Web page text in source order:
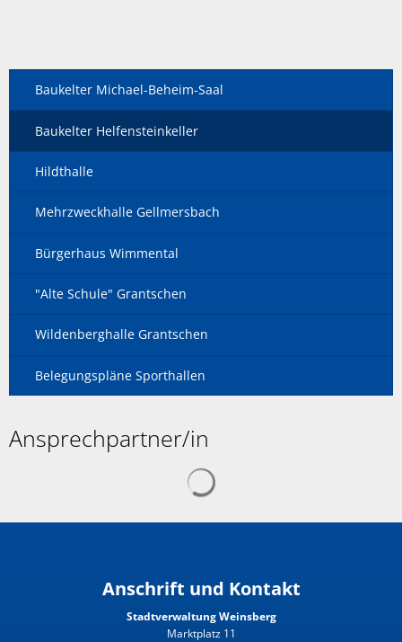
Baukelter Michael-Beheim-Saal
Baukelter Helfensteinkeller
Hildthalle
Mehrzweckhalle Gellmersbach
Bürgerhaus Wimmental
"Alte Schule" Grantschen
Wildenberghalle Grantschen
Belegungspläne Sporthallen
Ansprechpartner/in
Anschrift und Kontakt
Stadtverwaltung Weinsberg
Marktplatz 11